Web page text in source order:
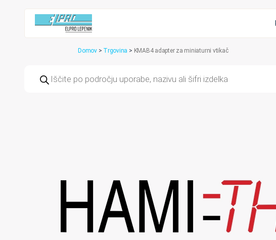
Domov > Trgovina > KMAB4 adapter za miniaturni vtikač
search